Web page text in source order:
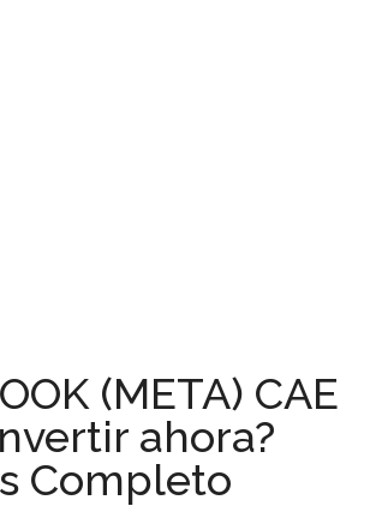
(META) CAE
ahora?
Completo